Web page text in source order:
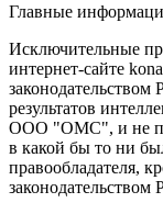
Главные
Исключительные
интернет-сайте
результатов
ООО "ОМС", и не
в какой бы то ни
правообладателя,
законодательством